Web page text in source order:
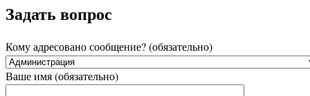
Задать вопрос
Кому адресовано сообщение? (обязательно)
Ваше имя (обязательно)